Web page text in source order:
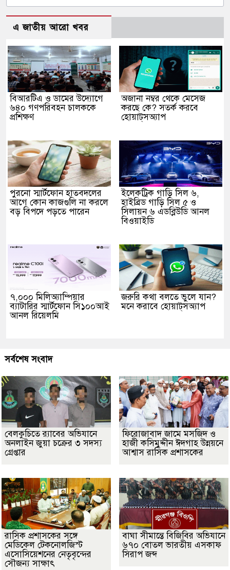
এ জাতীয় আরো খবর
বিআরটিএ ও ডামের উদ্যোগে
৬৪০ গণপরিবহন চালককে
প্রশিক্ষণ
অজানা নম্বর থেকে মেসেজ
করছে কে? সতর্ক করবে
হোয়াট্‌সঅ্যাপ
পুরনো স্মার্টফোন হাতবদলের
আগে কোন কাজগুলি না করলে
বড় বিপদে পড়তে পারেন
ইলেকট্রিক গাড়ি সিল ৬,
হাইব্রিড গাড়ি সিল ৫ ও
সিলায়ন ৬ এডব্লিউডি আনল
বিওয়াইডি
৭,০০০ মিলিঅ্যাম্পিয়ার
ব্যাটারির স্মার্টফোন সি১০০আই
আনল রিয়েলমি
জরুরি কথা বলতে ভুলে যান?
মনে করাবে হোয়াট্‌সঅ্যাপ
সর্বশেষ সংবাদ
বেলকুচিতে র‌্যাবের অভিযানে
অনলাইন জুয়া চক্রের ৩ সদস্য
গ্রেপ্তার
ফিরোজাবাদ জামে মসজিদ ও
হাজী কসিমুদ্দীন ঈদগাহ উন্নয়নে
আশ্বাস রাসিক প্রশাসকের
​রাসিক প্রশাসকের সঙ্গে
মেডিকেল টেকনোলজিস্ট
এসোসিয়েশনের নেতৃবৃন্দের
সৌজন্য সাক্ষাৎ
বাঘা সীমান্তে বিজিবির অভিযানে
৬৭০ বোতল ভারতীয় এসকাফ
সিরাপ জব্দ